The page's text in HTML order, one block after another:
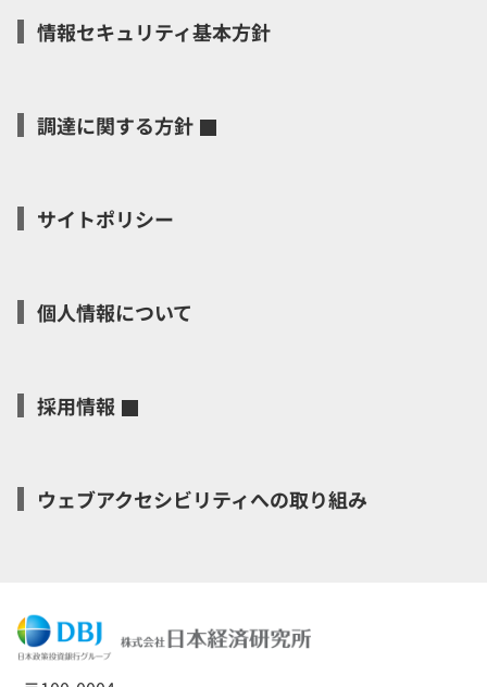
情報セキュリティ基本方針
調達に関する方針
サイトポリシー
個人情報について
採用情報
ウェブアクセシビリティへの取り組み